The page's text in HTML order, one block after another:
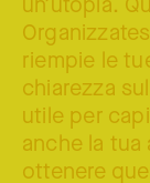
riempie le
chiarezza
utile per
anche la
ottenere